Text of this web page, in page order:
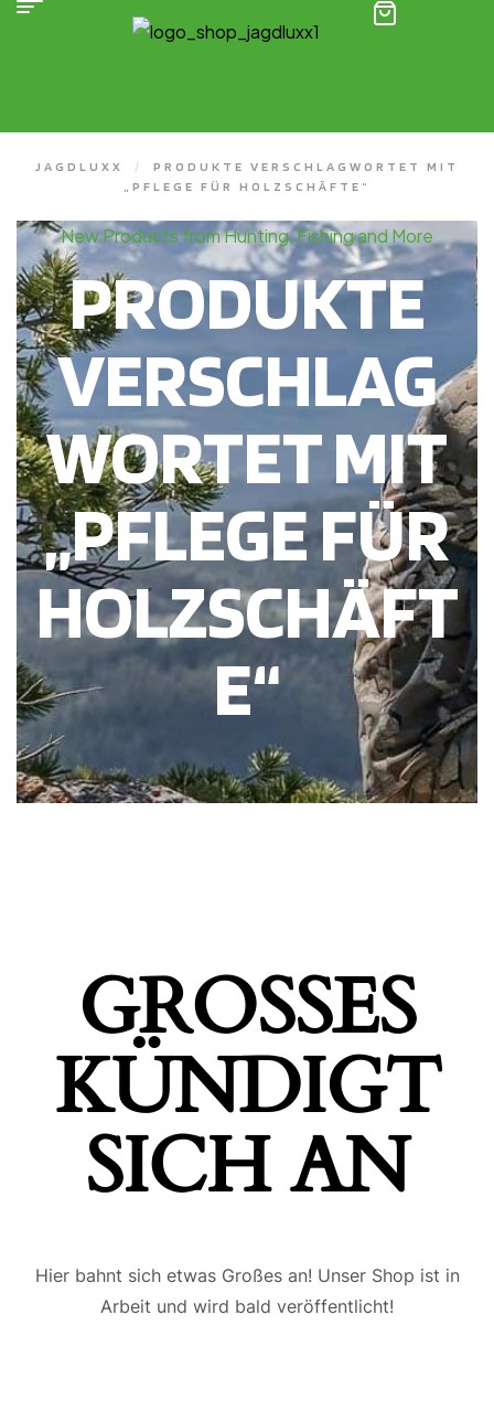
JAGDLUXX /
PRODUKTE VERSCHLAGWORTET MIT
„PFLEGE FÜR HOLZSCHÄFTE“
New Products from Hunting, Fishing and More
PRODUKTE
VERSCHLAG
WORTET MIT
„PFLEGE FÜR
HOLZSCHÄFT
E“
GROSSES K
ÜNDIGT S
ICH AN
Hier bahnt sich etwas Großes an! Unser Shop ist in
Arbeit und wird bald veröffentlicht!